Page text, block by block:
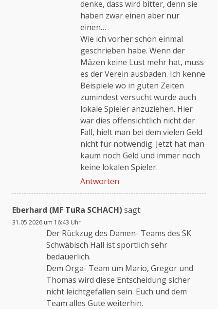
denke, dass wird bitter, denn sie
haben zwar einen aber nur
einen…
Wie ich vorher schon einmal
geschrieben habe. Wenn der
Mäzen keine Lust mehr hat, muss
es der Verein ausbaden. Ich kenne
Beispiele wo in guten Zeiten
zumindest versucht wurde auch
lokale Spieler anzuziehen. Hier
war dies offensichtlich nicht der
Fall, hielt man bei dem vielen Geld
nicht für notwendig. Jetzt hat man
kaum noch Geld und immer noch
keine lokalen Spieler.
Antworten
Eberhard (MF TuRa SCHACH)sagt:
31.05.2026 um 16:43 Uhr
Der Rückzug des Damen- Teams des SK
Schwäbisch Hall ist sportlich sehr
bedauerlich.
Dem Orga- Team um Mario, Gregor und
Thomas wird diese Entscheidung sicher
nicht leichtgefallen sein. Euch und dem
Team alles Gute weiterhin.